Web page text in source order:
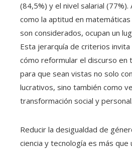
(84,5%) y el nivel salarial
como la aptitud en
son considerados, ocupan un
Esta jerarquía de criterios
cómo reformular el discurso en
para que sean vistas no solo
lucrativos, sino también como
transformación social y personal.
Reducir la desigualdad de
ciencia y tecnología es más que